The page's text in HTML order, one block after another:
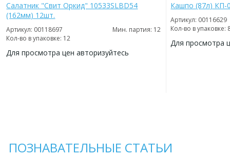
Салатник "Свит Оркид" 10533SLBD54
(162мм) 12шт.
Артикул: 00118697
Мин. партия: 12
Кол-во в упаковке: 12
Для просмотра цен авторизуйтесь
Кашпо (87л) КП-
Артикул: 00116629
Кол-во в упаковке:
Для просмотра
ПОЗНАВАТЕЛЬНЫЕ СТАТЬИ